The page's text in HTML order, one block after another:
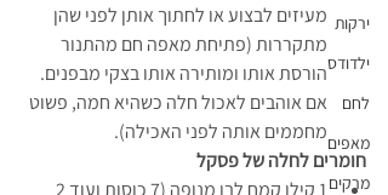
ירקות
ילדודס
לחם
מאפים
מרקים
מעיזים לבצוע או לחתוך אותן לפני שהן
מתקררות (פתיחת מאפה חם מהתנור
הורסת אותו ומותירה אותו בצקי מבפנים.
אם אוהבים לאכול חלה כשהיא חמה, פשוט
מחממים אותה לפני האכילה).
חומרים לחלה של פסקל